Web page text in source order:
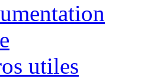
utiles